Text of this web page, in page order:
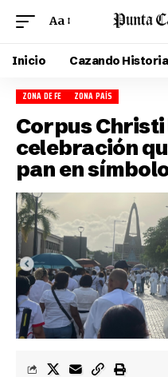
Aa
Inicio Cazando
ZONA DE FE ZONA PAÍS
Corpus
celebración
pan en